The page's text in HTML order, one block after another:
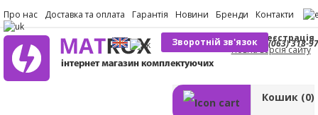
Про нас Доставка та оплата Гарантія Новини Бренди Контакти
(063) 318-
Зворотній зв'язок
Вхід Реєстрація
Кошик (0)
Повна версія сайту